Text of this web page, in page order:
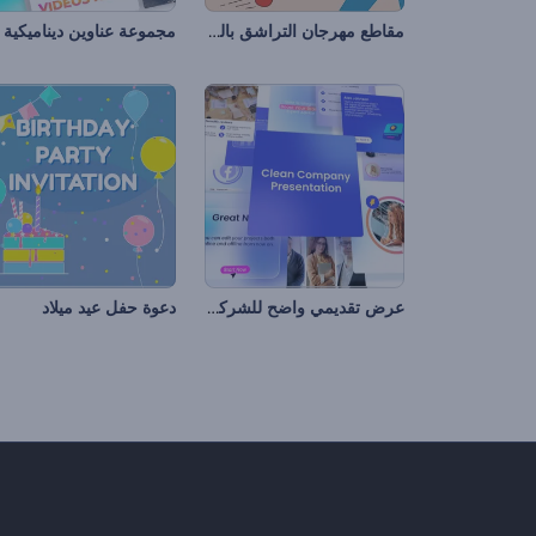
مقاطع مهرجان التراشق بالطماطم مجموعة عناوين ديناميكية
عرض تقديمي واضح للشركات دعوة حفل عيد ميلاد